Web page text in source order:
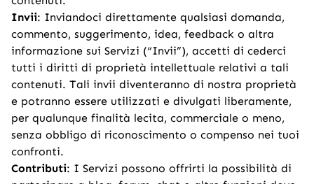
Invii: Inviandoci direttamente qualsiasi domanda,
commento, suggerimento, idea, feedback o altra
informazione sui Servizi (“Invii”), accetti di cederci
tutti i diritti di proprietà intellettuale relativi a tali
contenuti. Tali invii diventeranno di nostra proprietà
e potranno essere utilizzati e divulgati liberamente,
per qualunque finalità lecita, commerciale o meno,
senza obbligo di riconoscimento o compenso nei tuoi
confronti.
Contributi: I Servizi possono offrirti la possibilità di